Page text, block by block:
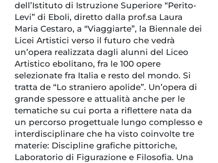
dell’Istituto di Istruzione Superiore “Perito-
Levi” di Eboli, diretto dalla prof.sa Laura
Maria Cestaro, a “Viaggiarte”, la Biennale dei
Licei Artistici verso il futuro che vedrà
un’opera realizzata dagli alunni del Liceo
Artistico ebolitano, fra le 100 opere
selezionate fra Italia e resto del mondo. Si
tratta de “Lo straniero apolide”. Un’opera di
grande spessore e attualità anche per le
tematiche su cui porta a riflettere nata da
un percorso progettuale lungo complesso e
interdisciplinare che ha visto coinvolte tre
materie: Discipline grafiche pittoriche,
Laboratorio di Figurazione e Filosofia. Una